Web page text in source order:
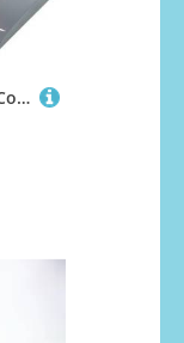
Carrera RC 370800025 - Lap Counter für Racing Machine